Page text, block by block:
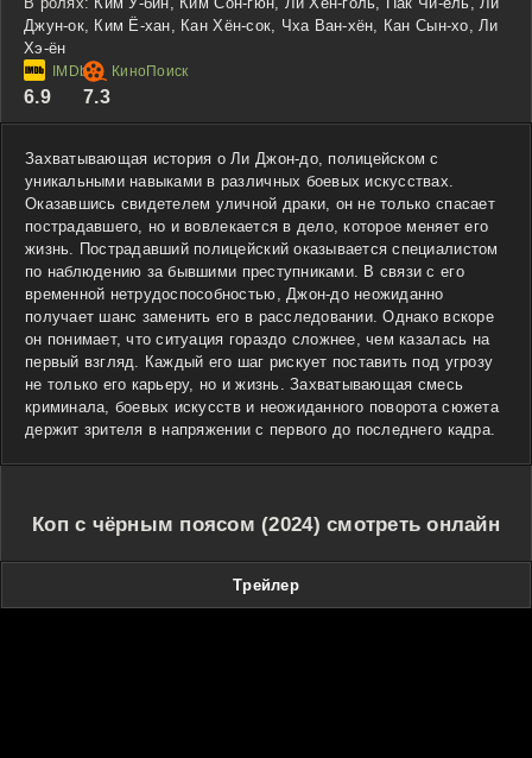
Джун-ок, Ким Ё-хан, Кан Хён-сок, Чха Ван-хён, Кан Сын-хо, Ли
Хэ-ён
6.9 7.3
Захватывающая история о Ли Джон-до, полицейском с
уникальными навыками в различных боевых искусствах.
Оказавшись свидетелем уличной драки, он не только спасает
пострадавшего, но и вовлекается в дело, которое меняет его
жизнь. Пострадавший полицейский оказывается специалистом
по наблюдению за бывшими преступниками. В связи с его
временной нетрудоспособностью, Джон-до неожиданно
получает шанс заменить его в расследовании. Однако вскоре
он понимает, что ситуация гораздо сложнее, чем казалась на
первый взгляд. Каждый его шаг рискует поставить под угрозу
не только его карьеру, но и жизнь. Захватывающая смесь
криминала, боевых искусств и неожиданного поворота сюжета
держит зрителя в напряжении с первого до последнего кадра.
Коп с чёрным поясом (2024) смотреть онлайн
Трейлер